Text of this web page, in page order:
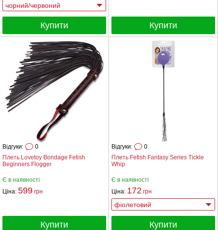
Купити Купити
Плеть Lovetoy Bondage Fetish
Beginners Flogger
Відгуки: 0
Є в наявності
Ціна: 599 грн
Купити
Плеть Fetish Fantasy Series Tickle
Whip
Відгуки: 0
Є в наявності
Ціна: 172 грн
Купити